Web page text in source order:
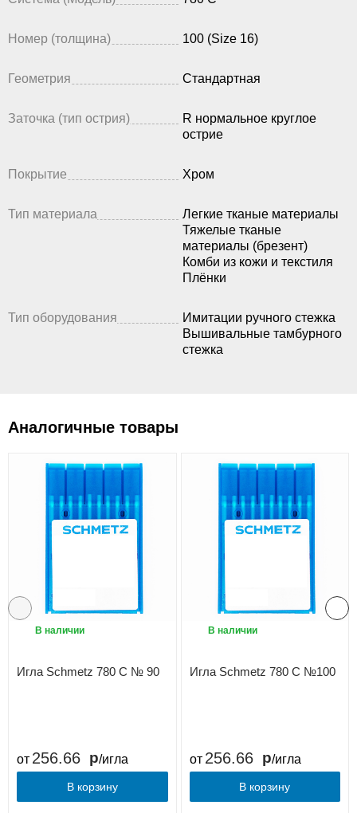
Номер (толщина) 100 (Size 16)
Геометрия Стандартная
Заточка (тип острия)
R нормальное круглое
острие
Покрытие Хром
Тип материала
Легкие тканые материалы
Тяжелые тканые
материалы (брезент)
Комби из кожи и текстиля
Плёнки
Тип оборудования
Имитации ручного стежка
Вышивальные тамбурного
стежка
Аналогичные товары
Игла Schmetz 780 C № 90
В наличии
от 256.66 /игла
В корзину
Игла Schmetz 780 C №100
В наличии
от 256.66 /игла
В корзину